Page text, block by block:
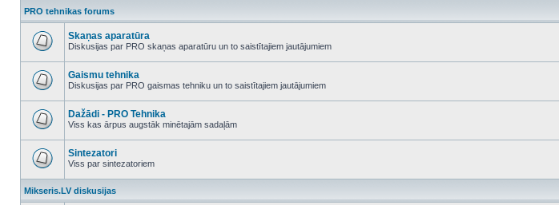
posts
PRO tehnikas forums
unread
posts
Skaņas aparatūra
Diskusijas par PRO skaņas aparatūru un to saistītajiem jautājumiem
unread
posts
Gaismu tehnika
Diskusijas par PRO gaismas tehniku un to saistītajiem jautājumiem
unread
posts
Dažādi - PRO Tehnika
Viss kas ārpus augstāk minētajām sadaļām
unread
posts
Sintezatori
Viss par sintezatoriem
Mikseris.LV diskusijas